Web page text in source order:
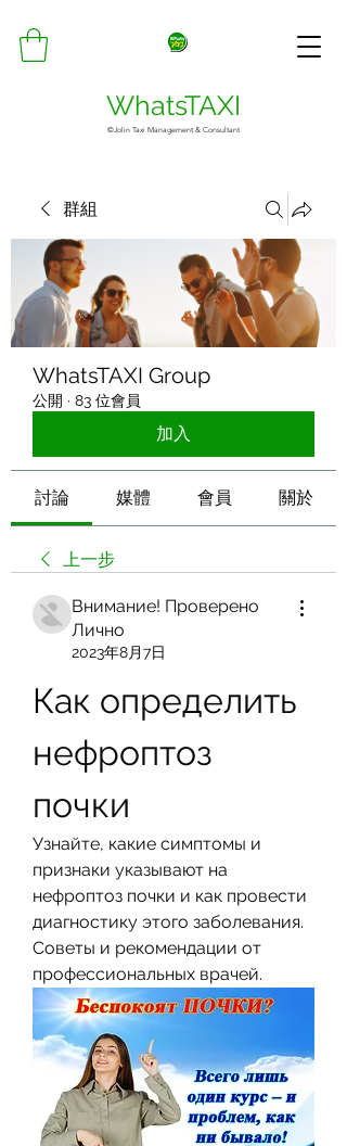
WhatsTAXI
©Jolin Taxi Management & Consultant
群組
WhatsTAXI Group
公開 · 83 位會員
加入
討論 媒體 會員 關於
上一步
Внимание! Проверено
Лично
2023年8月7日
Как определить
нефроптоз
почки
Узнайте, какие симптомы и
признаки указывают на
нефроптоз почки и как провести
диагностику этого заболевания.
Советы и рекомендации от
профессиональных врачей.